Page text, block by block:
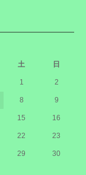
土 日
1 2
8 9
15 16
22 23
29 30